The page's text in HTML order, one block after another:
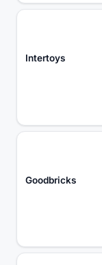
Intertoys
Goodbricks